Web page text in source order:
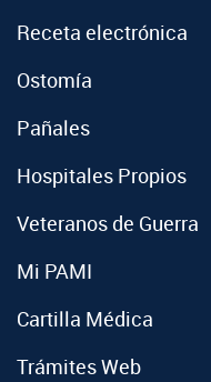
Receta electrónica
Ostomía
Pañales
Hospitales Propios
Veteranos de Guerra
Mi PAMI
Cartilla Médica
Trámites Web